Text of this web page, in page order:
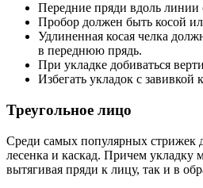
Передние пряди вдоль линии
Пробор должен быть косой
Удлиненная косая челка
в переднюю прядь.
При укладке добиваться
Избегать укладок с завивкой
Треугольное лицо
Среди самых популярных стрижек
лесенка и каскад. Причем укладку
вытягивая пряди к лицу, так и в